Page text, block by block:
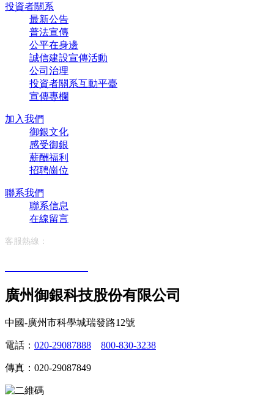
投資者關系
最新公告
普法宣傳
公平在身邊
誠信建設宣傳活動
公司治理
投資者關系互動平臺
宣傳專欄
加入我們
御銀文化
感受御銀
薪酬福利
招聘崗位
聯系我們
聯系信息
在線留言
客服熱線：
廣州御銀科技股份有限公司
中國-廣州市科學城瑞發路12號
電話： 020-29087888 800-830-3238
傳真：020-29087849